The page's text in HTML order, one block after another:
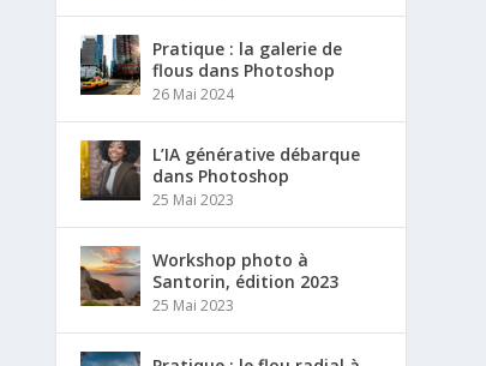
Pratique : la galerie de
flous dans Photoshop
26 Mai 2024
L’IA générative débarque
dans Photoshop
25 Mai 2023
Workshop photo à
Santorin, édition 2023
25 Mai 2023